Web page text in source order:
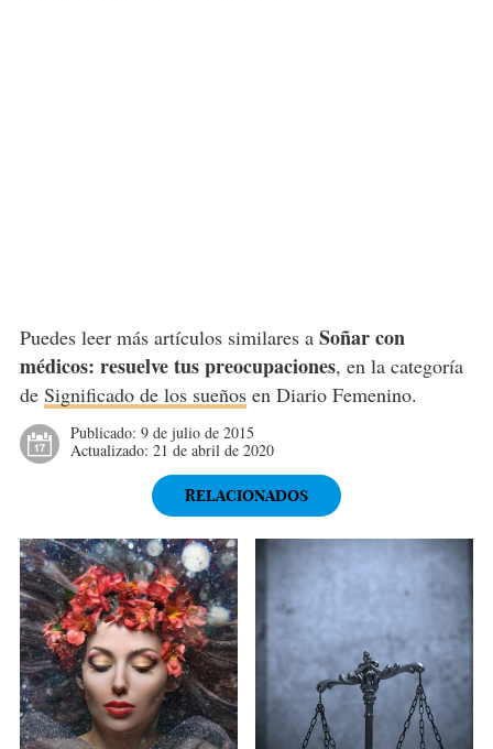
Puedes leer más artículos similares a Soñar con
médicos: resuelve tus preocupaciones, en la categoría
de Significado de los sueñosen Diario Femenino.
Publicado: 9 de julio de 2015
Actualizado: 21 de abril de 2020
RELACIONADOS